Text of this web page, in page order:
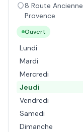
8 Route
Provence
Ouvert
Lundi
Mardi
Mercredi
Jeudi
Vendredi
Samedi
Dimanche